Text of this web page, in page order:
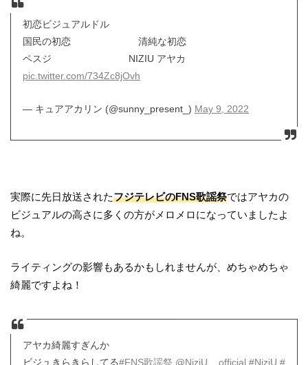
初恋ビジュアルドル
国民の初恋 清純な初恋
ペスジ NIZIU アヤカ
pic.twitter.com/734Zc8jOvh
— キュアアカリン (@sunny_present_) May 9, 2022
実際に先日放送されたフジテレビのFNS歌謡祭ではアヤカの
ビジュアルの高さに多くの方がメロメロになっていましたよ
ね。
ライティングの影響もあるかもしれませんが、めちゃめちゃ
綺麗ですよね！
アヤカ綺麗すぎんか
ビジュきらきらしてる#FNS歌謡祭 @NiziU__official #NiziU #